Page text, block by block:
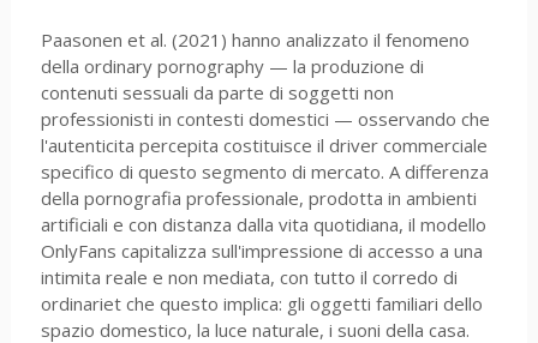
Paasonen et al. (2021) hanno analizzato il fenomeno
della ordinary pornography — la produzione di
contenuti sessuali da parte di soggetti non
professionisti in contesti domestici — osservando che
l'autenticita percepita costituisce il driver commerciale
specifico di questo segmento di mercato. A differenza
della pornografia professionale, prodotta in ambienti
artificiali e con distanza dalla vita quotidiana, il modello
OnlyFans capitalizza sull'impressione di accesso a una
intimita reale e non mediata, con tutto il corredo di
ordinariet che questo implica: gli oggetti familiari dello
spazio domestico, la luce naturale, i suoni della casa.